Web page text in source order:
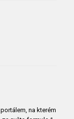
na kterém